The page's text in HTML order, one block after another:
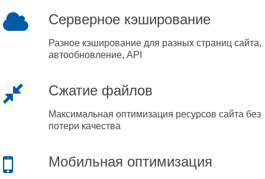
Серверное кэширование
Разное кэширование для разных страниц сайта,
автообновление, API
Сжатие файлов
Максимальная оптимизация ресурсов сайта без
потери качества
Мобильная оптимизация